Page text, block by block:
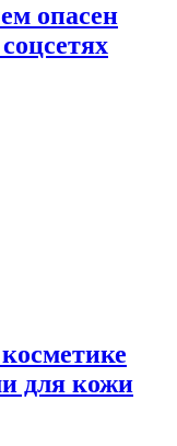
опасен
для кожи